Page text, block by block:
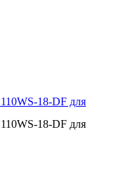
18-DF для
18-DF для